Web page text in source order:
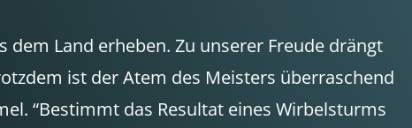
dem Land erheben. Zu unserer Freude drängt
ist der Atem des Meisters überraschend
“Bestimmt das Resultat eines Wirbelsturms